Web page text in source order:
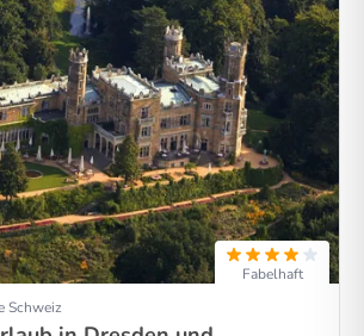
Fabelhaft
Schweiz